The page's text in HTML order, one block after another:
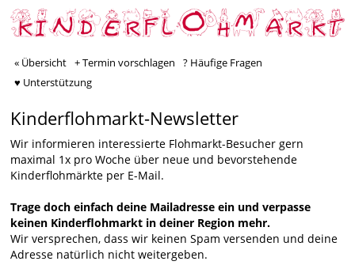
« Übersicht + Termin vorschlagen
? Häufige Fragen
♥ Unterstützung
Kinderflohmarkt-Newsletter
Wir informieren interessierte Flohmarkt-Besucher gern
maximal 1x pro Woche über neue und bevorstehende
Kinderflohmärkte per E-Mail.
Trage doch einfach deine Mailadresse ein und verpasse
keinen Kinderflohmarkt in deiner Region mehr.
Wir versprechen, dass wir keinen Spam versenden und deine
Adresse natürlich nicht weitergeben.